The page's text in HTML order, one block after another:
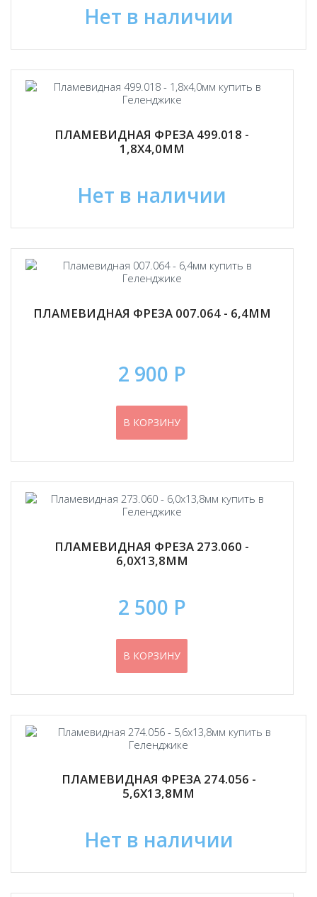
Нет в наличии
ПЛАМЕВИДНАЯ ФРЕЗА 499.018 -
1,8Х4,0ММ
Нет в наличии
ПЛАМЕВИДНАЯ ФРЕЗА 007.064 - 6,4ММ
2 900 Р
В КОРЗИНУ
ПЛАМЕВИДНАЯ ФРЕЗА 273.060 -
6,0Х13,8ММ
2 500 Р
В КОРЗИНУ
ПЛАМЕВИДНАЯ ФРЕЗА 274.056 -
5,6Х13,8ММ
Нет в наличии